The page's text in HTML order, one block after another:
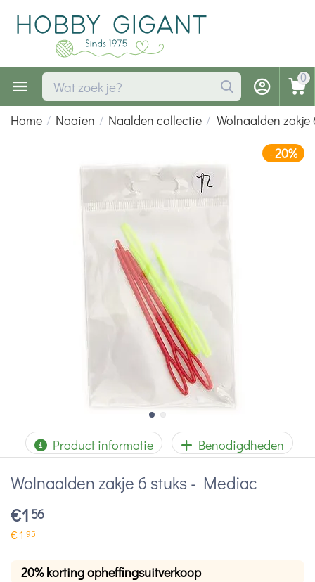
0
Home / Naaien / Naalden collectie / Wolnaalden
-20%
Product informatie Benodigdheden
Wolnaalden zakje 6 stuks - Mediac
€1 56
€195
20% korting opheffingsuitverkoop